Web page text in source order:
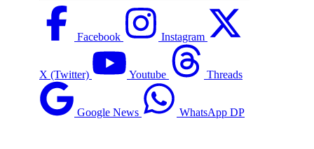
Facebook Instagram
X (Twitter) Youtube Threads
Google News WhatsApp DP